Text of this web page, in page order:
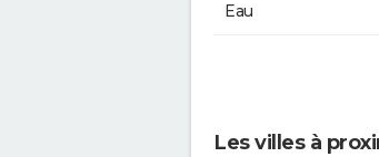
Eau
Les villes à